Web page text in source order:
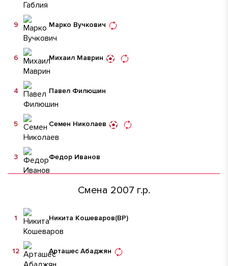
Марко Вучкович
9
Михаил Маврин
6
Павел Филюшин
4
Семен Николаев
5
Федор Иванов
3
Смена 2007 г.р.
Никита Кошеваров(ВР)
1
Арташес Абаджян
12